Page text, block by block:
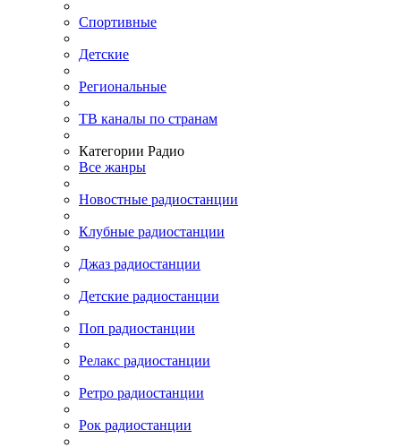
Спортивные
Детские
Региональные
ТВ каналы по странам
Категории Радио
Все жанры
Новостные радиостанции
Клубные радиостанции
Джаз радиостанции
Детские радиостанции
Поп радиостанции
Релакс радиостанции
Ретро радиостанции
Рок радиостанции